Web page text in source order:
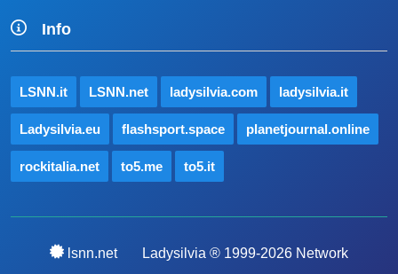
Info
LSNN.it LSNN.net ladysilvia.com ladysilvia.it
Ladysilvia.eu flashsport.space planetjournal.online
rockitalia.net to5.me to5.it
lsnn.net Ladysilvia ® 1999-2026 Network